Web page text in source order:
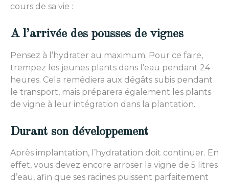
cours de sa vie :
A l’arrivée des pousses de vignes
Pensez à l’hydrater au maximum. Pour ce faire,
trempez les jeunes plants dans l’eau pendant 24
heures. Cela remédiera aux dégâts subis pendant
le transport, mais préparera également les plants
de vigne à leur intégration dans la plantation.
Durant son développement
Après implantation, l’hydratation doit continuer. En
effet, vous devez encore arroser la vigne de 5 litres
d’eau, afin que ses racines puissent parfaitement